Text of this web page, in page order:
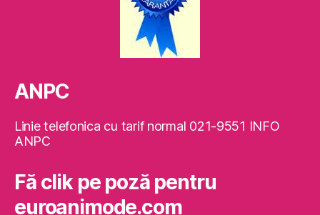
ANPC
Linie telefonica cu tarif normal 021-9551 INFO
ANPC
Fă clik pe poză pentru
euroanimode.com